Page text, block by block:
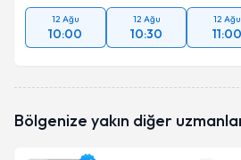
12 Ağu
10:00
12 Ağu
10:30
12 Ağu
11:00
Bölgenize yakın diğer